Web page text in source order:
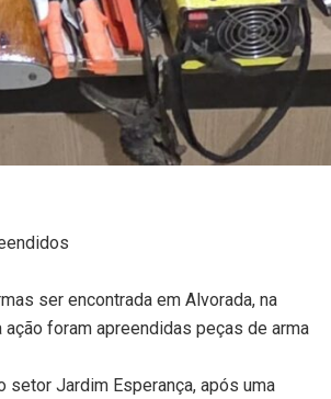
ser encontrada em Alvorada, na
foram apreendidas peças de arma
setor Jardim Esperança, após uma